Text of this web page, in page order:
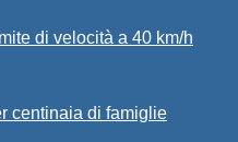
di velocità a 40 km/h
centinaia di famiglie